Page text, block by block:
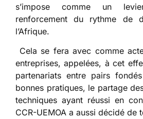
s’impose comme un
renforcement du rythme de
l’Afrique.
Cela se fera avec comme
entreprises, appelées, à cet
partenariats entre pairs
bonnes pratiques, le partage
techniques ayant réussi en
CCR-UEMOA a aussi décidé de